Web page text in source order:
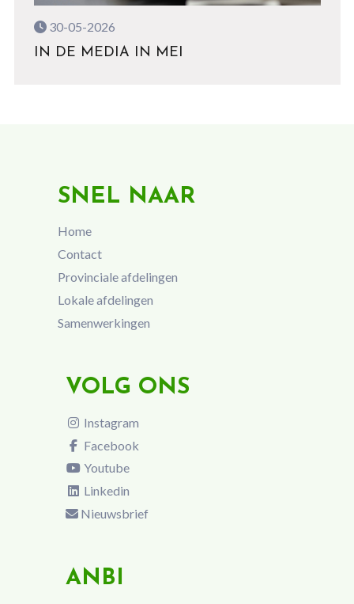
30-05-2026
IN DE MEDIA IN MEI
SNEL NAAR
Home
Contact
Provinciale afdelingen
Lokale afdelingen
Samenwerkingen
VOLG ONS
Instagram
Facebook
Youtube
Linkedin
Nieuwsbrief
ANBI